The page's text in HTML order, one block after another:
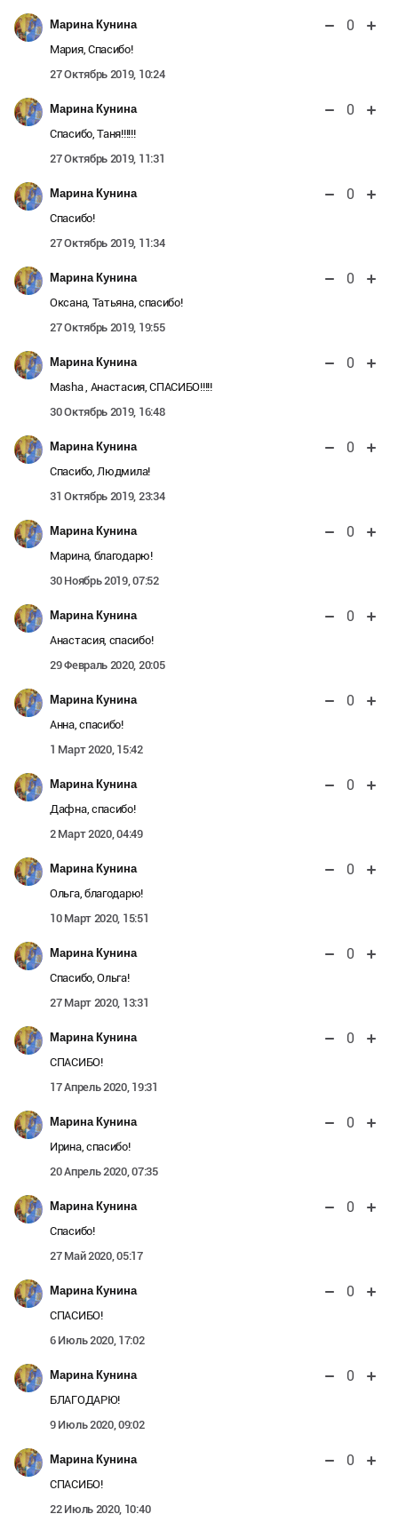
Марина Кунина 0
Мария, Спасибо!
27 Октябрь 2019, 10:24
Марина Кунина 0
Спасибо, Таня!!!!!!
27 Октябрь 2019, 11:31
Марина Кунина 0
Спасибо!
27 Октябрь 2019, 11:34
Марина Кунина 0
Оксана, Татьяна, спасибо!
27 Октябрь 2019, 19:55
Марина Кунина 0
Masha , Анастасия, СПАСИБО!!!!!
30 Октябрь 2019, 16:48
Марина Кунина 0
Спасибо, Людмила!
31 Октябрь 2019, 23:34
Марина Кунина 0
Марина, благодарю!
30 Ноябрь 2019, 07:52
Марина Кунина 0
Анастасия, спасибо!
29 Февраль 2020, 20:05
Марина Кунина 0
Анна, спасибо!
1 Март 2020, 15:42
Марина Кунина 0
Дафна, спасибо!
2 Март 2020, 04:49
Марина Кунина 0
Ольга, благодарю!
10 Март 2020, 15:51
Марина Кунина 0
Спасибо, Ольга!
27 Март 2020, 13:31
Марина Кунина 0
СПАСИБО!
17 Апрель 2020, 19:31
Марина Кунина 0
Ирина, спасибо!
20 Апрель 2020, 07:35
Марина Кунина 0
Спасибо!
27 Май 2020, 05:17
Марина Кунина 0
СПАСИБО!
6 Июль 2020, 17:02
Марина Кунина 0
БЛАГОДАРЮ!
9 Июль 2020, 09:02
Марина Кунина 0
СПАСИБО!
22 Июль 2020, 10:40